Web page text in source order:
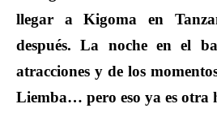
llegar a Kigoma en
después. La noche en el
atracciones y de los
Liemba… pero eso ya es